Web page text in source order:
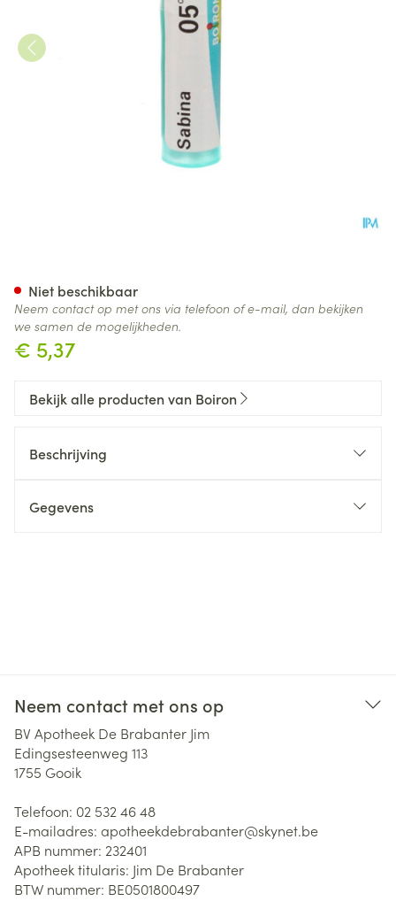
€ 5,37
Niet beschikbaar
Neem contact op met ons via telefoon of e-mail, dan bekijken
we samen de mogelijkheden.
Bekijk alle producten van Boiron
Beschrijving
Gegevens
Neem contact met ons op
BV Apotheek De Brabanter Jim
Edingsesteenweg 113
1755 Gooik
Telefoon: 02 532 46 48
E-mailadres: apotheekdebrabanter@skynet.be
APB nummer: 232401
Apotheek titularis: Jim De Brabanter
BTW nummer: BE0501800497